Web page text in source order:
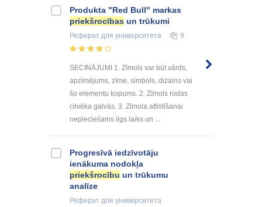
Produkta "Red Bull" markas
priekšrocības un trūkumi
Реферат для университета 9
SECINĀJUMI 1. Zīmols var būt vārds,
apzīmējums, zīme, simbols, dizains vai
šo elementu kopums. 2. Zīmols rodas
cilvēka galvās. 3. Zīmola attīstīšanai
nepieciešams ilgs laiks un ...
Progresīvā iedzīvotāju
ienākuma nodokļa
priekšrocību un trūkumu
analīze
Реферат для университета